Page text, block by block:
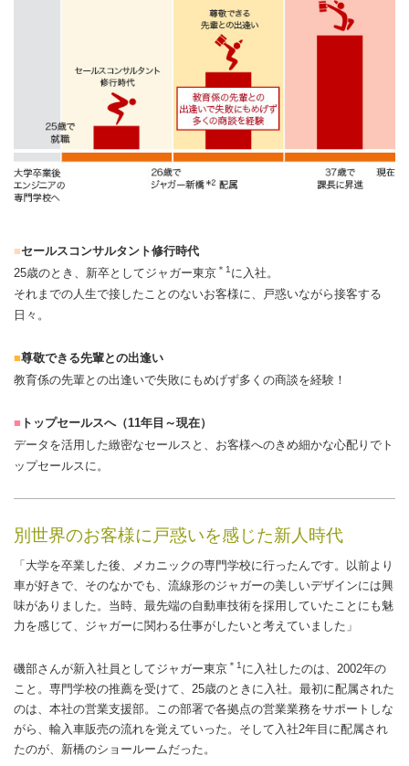
セールスコンサルタント修行時代
25歳のとき、新卒としてジャガー東京 ＊1 に入社。
それまでの人生で接したことのないお客様に、戸惑いながら接客する
日々。
尊敬できる先輩との出逢い
教育係の先輩との出逢いで失敗にもめげず多くの商談を経験！
トップセールスへ（11年目～現在）
データを活用した緻密なセールスと、お客様へのきめ細かな心配りでト
ップセールスに。
別世界のお客様に戸惑いを感じた新人時代
「大学を卒業した後、メカニックの専門学校に行ったんです。以前より
車が好きで、そのなかでも、流線形のジャガーの美しいデザインには興
味がありました。当時、最先端の自動車技術を採用していたことにも魅
力を感じて、ジャガーに関わる仕事がしたいと考えていました」
磯部さんが新入社員としてジャガー東京 ＊1 に入社したのは、2002年の
こと。専門学校の推薦を受けて、25歳のときに入社。最初に配属された
のは、本社の営業支援部。この部署で各拠点の営業業務をサポートしな
がら、輸入車販売の流れを覚えていった。そして入社2年目に配属され
たのが、新橋のショールームだった。